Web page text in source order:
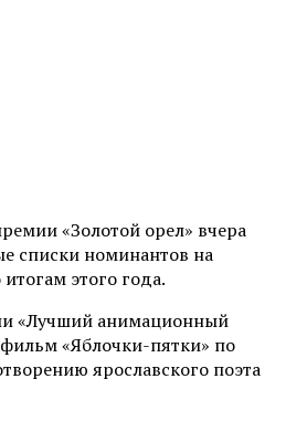
«Золотой орел» вчера
списки номинантов на
этого года.
«Лучший анимационный
«Яблочки-пятки» по
ярославского поэта